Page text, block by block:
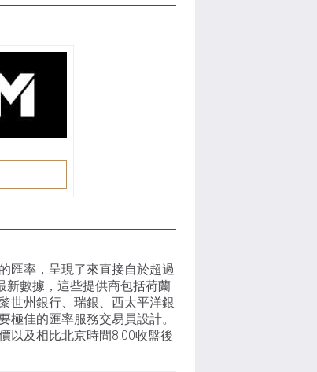
匯率，呈現了來直接自於超過
新數據，這些提供商包括荷蘭
世州銀行、瑞銀、西太平洋銀
極佳的匯率服務交易員設計。
以及相比北京時間8:00收盤後